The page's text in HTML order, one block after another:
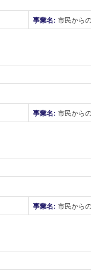
事業名: 市民から
事業名: 市民から
事業名: 市民から